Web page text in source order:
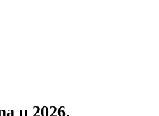
u 2026.